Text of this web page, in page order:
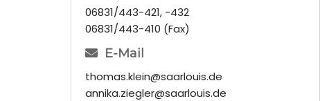
06831/443-421, -432
06831/443-410 (Fax)
E-Mail
thomas.klein@saarlouis.de
annika.ziegler@saarlouis.de